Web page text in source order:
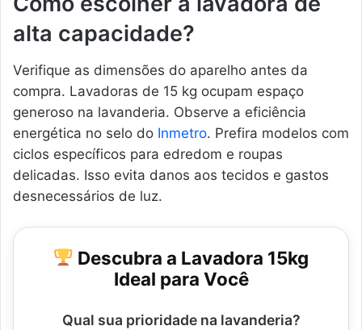
alta capacidade?
Verifique as dimensões do aparelho antes da
compra. Lavadoras de 15 kg ocupam espaço
generoso na lavanderia. Observe a eficiência
energética no selo do Inmetro. Prefira modelos com
ciclos específicos para edredom e roupas
delicadas. Isso evita danos aos tecidos e gastos
desnecessários de luz.
Descubra a Lavadora 15kg
Ideal para Você
Qual sua prioridade na lavanderia?